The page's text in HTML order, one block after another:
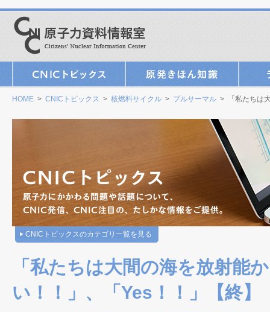
HOME > CNICトピックス > 核燃料サイクル > プルサーマル > 「私たちは
CNICトピックスのカテゴリ一覧を見る
「私たちは大間の海を放射能
い！！」、「Yes！！」【終】